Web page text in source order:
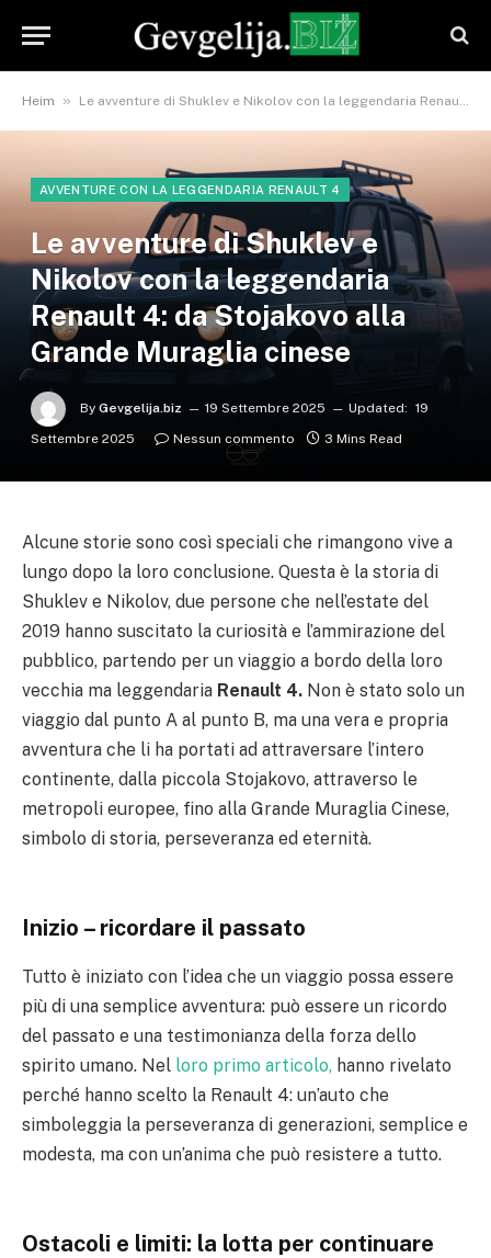
Heim » Le avventure di Shuklev e Nikolov con la leggendaria Renault 4: da Stojakovo alla Grande Muraglia cinese
AVVENTURE CON LA LEGGENDARIA RENAULT 4
Le avventure di Shuklev e
Nikolov con la leggendaria
Renault 4: da Stojakovo alla
Grande Muraglia cinese
By Gevgelija.biz 19 Settembre 2025 Updated: 19
Settembre 2025
Nessun commento 3 Mins Read
Alcune storie sono così speciali che rimangono vive a
lungo dopo la loro conclusione. Questa è la storia di
Shuklev e Nikolov, due persone che nell’estate del
2019 hanno suscitato la curiosità e l’ammirazione del
pubblico, partendo per un viaggio a bordo della loro
vecchia ma leggendaria Renault 4. Non è stato solo un
viaggio dal punto A al punto B, ma una vera e propria
avventura che li ha portati ad attraversare l’intero
continente, dalla piccola Stojakovo, attraverso le
metropoli europee, fino alla Grande Muraglia Cinese,
simbolo di storia, perseveranza ed eternità.
Inizio – ricordare il passato
Tutto è iniziato con l’idea che un viaggio possa essere
più di una semplice avventura: può essere un ricordo
del passato e una testimonianza della forza dello
spirito umano. Nel loro primo articolo, hanno rivelato
perché hanno scelto la Renault 4: un’auto che
simboleggia la perseveranza di generazioni, semplice e
modesta, ma con un’anima che può resistere a tutto.
Ostacoli e limiti: la lotta per continuare